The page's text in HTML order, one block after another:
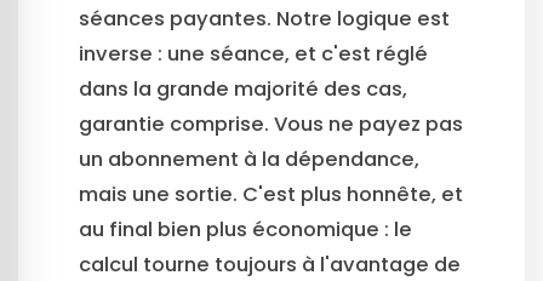
séances payantes. Notre logique est
inverse : une séance, et c'est réglé
dans la grande majorité des cas,
garantie comprise. Vous ne payez pas
un abonnement à la dépendance,
mais une sortie. C'est plus honnête, et
au final bien plus économique : le
calcul tourne toujours à l'avantage de